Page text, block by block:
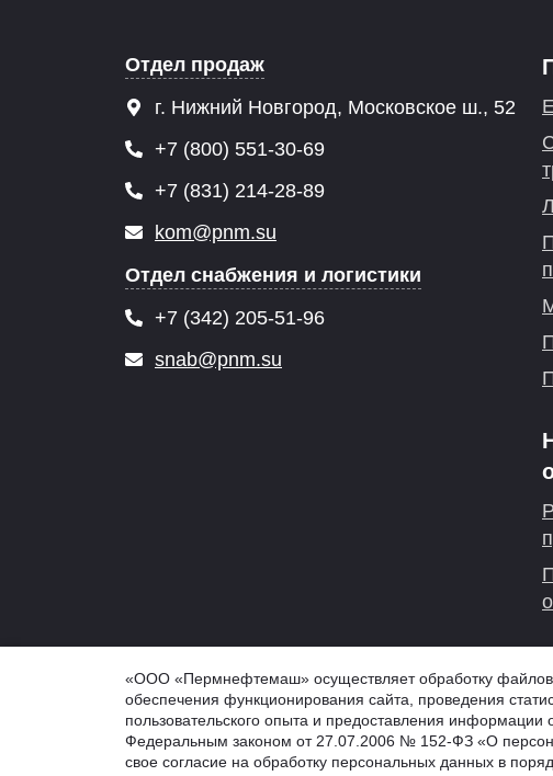
Отдел продаж
г. Нижний Новгород, Московское ш., 52
+7 (800) 551-30-69
+7 (831) 214-28-89
kom@pnm.su
Отдел снабжения и логистики
+7 (342) 205-51-96
snab@pnm.su
© 2026 PNM.SU - ООО "Пермнефтемаш" (ПНМ, PNM), г.
Обработка персональных данных
Информация на сайте не является публичной офертой
«ООО «Пермнефтемаш» осуществляет обработку файлов
обеспечения функционирования сайта, проведения
пользовательского опыта и предоставления информации
Федеральным законом от 27.07.2006 № 152-ФЗ «О
свое согласие на обработку персональных данных в